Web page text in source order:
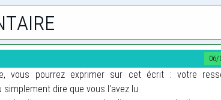
06/
vous pourrez exprimer sur cet écrit : votre
dire que vous l'avez lu.